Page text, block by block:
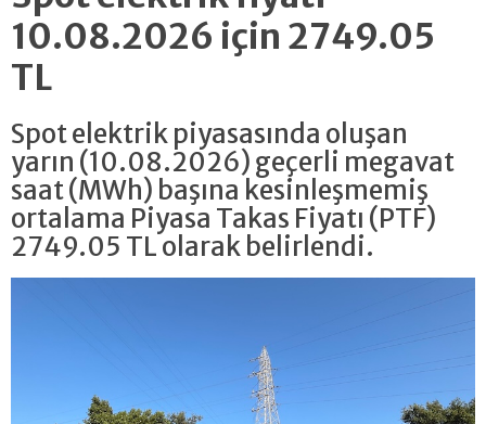
10.08.2026 için 2749.05
TL
Spot elektrik piyasasında oluşan
yarın (10.08.2026) geçerli megavat
saat (MWh) başına kesinleşmemiş
ortalama Piyasa Takas Fiyatı (PTF)
2749.05 TL olarak belirlendi.